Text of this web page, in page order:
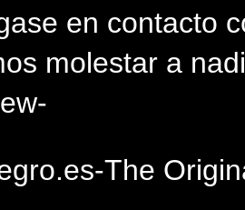
en contacto
molestar a
The